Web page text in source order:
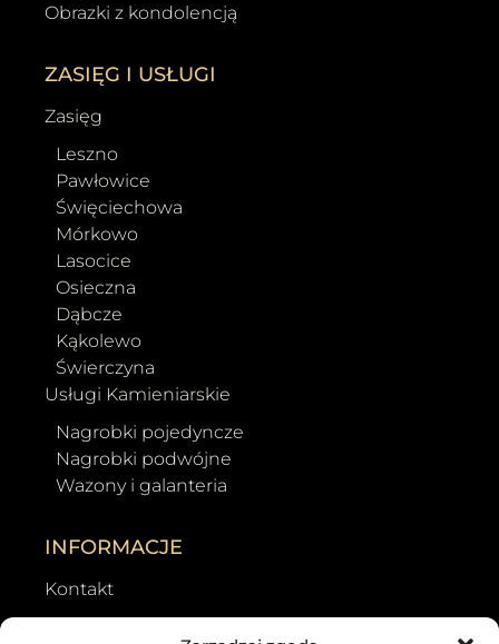
Obrazki z kondolencją
ZASIĘG I USŁUGI
Zasięg
Leszno
Pawłowice
Święciechowa
Mórkowo
Lasocice
Osieczna
Dąbcze
Kąkolewo
Świerczyna
Usługi Kamieniarskie
Nagrobki pojedyncze
Nagrobki podwójne
Wazony i galanteria
INFORMACJE
Kontakt